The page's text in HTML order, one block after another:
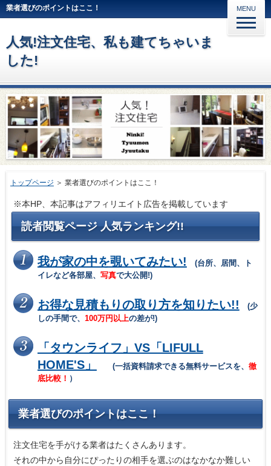
業者選びのポイントはここ！
人気!注文住宅、私も建てちゃいま
した!
MENU
トップページ ＞ 業者選びのポイントはここ！
※本HP、本記事はアフィリエイト広告を掲載しています
読者閲覧ページ 人気ランキング!!
我が家の中を覗いてみたい!
(台所、居間、ト
イレなど各部屋、 写真で大公開!)
お得な見積もりの取り方を知りたい!!
(少
しの手間で、 100万円以上の差が!)
「タウンライフ」VS「LIFULL
HOME'S」
(一括資料請求できる無料サービスを、 徹
底比較！ ）
業者選びのポイントはここ！
注文住宅を手がける業者はたくさんあります。
それの中から自分にぴったりの相手を選ぶのはなかなか難しい